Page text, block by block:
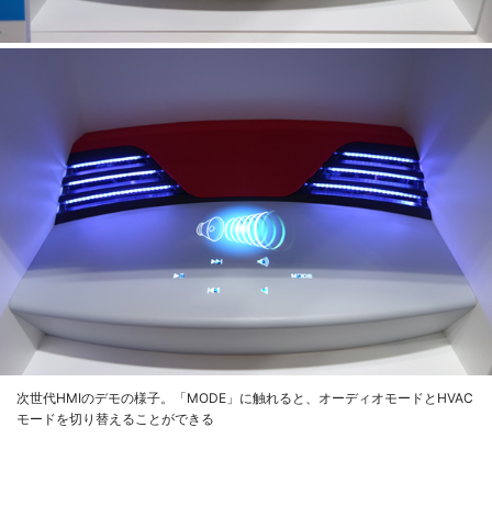
次世代HMIのデモの様子。「MODE」に触れると、オーディオモードとHVAC
モードを切り替えることができる